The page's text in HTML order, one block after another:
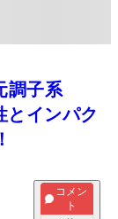
調子系
とインパク
コメン
ト